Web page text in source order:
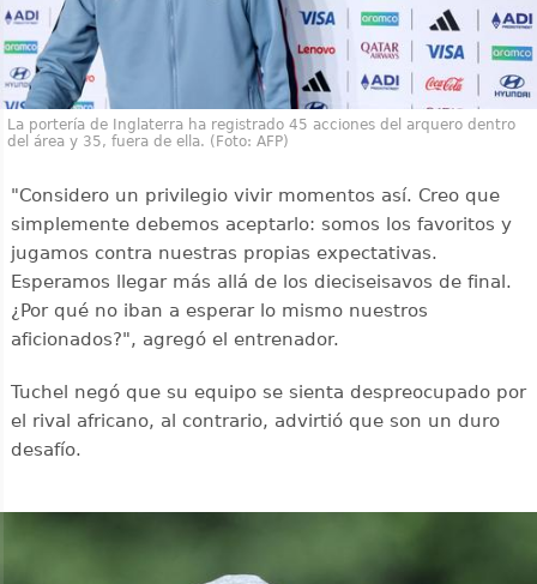
La portería de Inglaterra ha registrado 45 acciones del arquero dentro
del área y 35, fuera de ella. (Foto: AFP)
"Considero un privilegio vivir momentos así. Creo que
simplemente debemos aceptarlo: somos los favoritos y
jugamos contra nuestras propias expectativas.
Esperamos llegar más allá de los dieciseisavos de final.
¿Por qué no iban a esperar lo mismo nuestros
aficionados?", agregó el entrenador.
Tuchel negó que su equipo se sienta despreocupado por
el rival africano, al contrario, advirtió que son un duro
desafío.